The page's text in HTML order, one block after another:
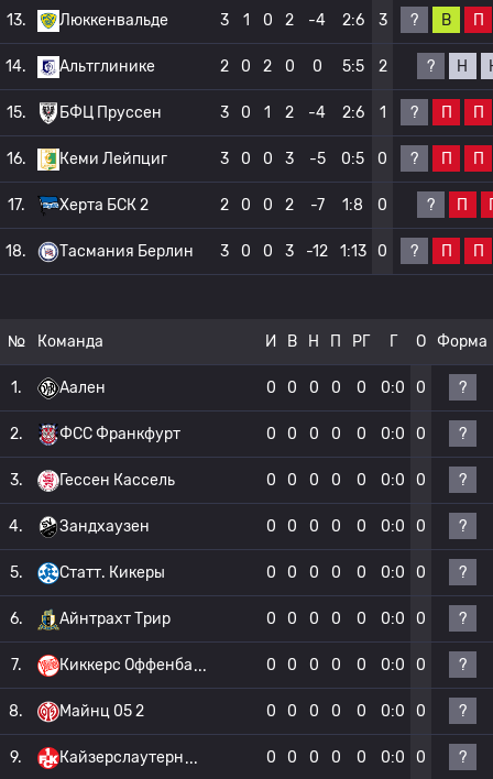
13. Люккенвальде 3 1 0 2 -4 2:6 3 ? В П
14. Альтглинике 2 0 2 0 0 5:5 2 ? Н
15. БФЦ Пруссен 3 0 1 2 -4 2:6 1 ? П П
16. Кеми Лейпциг 3 0 0 3 -5 0:5 0 ? П П
17. Херта БСК 2 2 0 0 2 -7 1:8 0 ? П
18. Тасмания Берлин 3 0 0 3 -12 1:13 0 ? П П
№ Команда И В Н П РГ Г О Форма
1. Аален 0 0 0 0 0 0:0 0 ?
2. ФСС Франкфурт 0 0 0 0 0 0:0 0 ?
3. Гессен Кассель 0 0 0 0 0 0:0 0 ?
4. Зандхаузен 0 0 0 0 0 0:0 0 ?
5. Статт. Кикеры 0 0 0 0 0 0:0 0 ?
6. Айнтрахт Трир 0 0 0 0 0 0:0 0 ?
7. Киккерс Оффенба 0 0 0 0 0 0:0 0 ?
8. Майнц 05 2 0 0 0 0 0 0:0 0 ?
9. Кайзерслаутерн 0 0 0 0 0 0:0 0 ?